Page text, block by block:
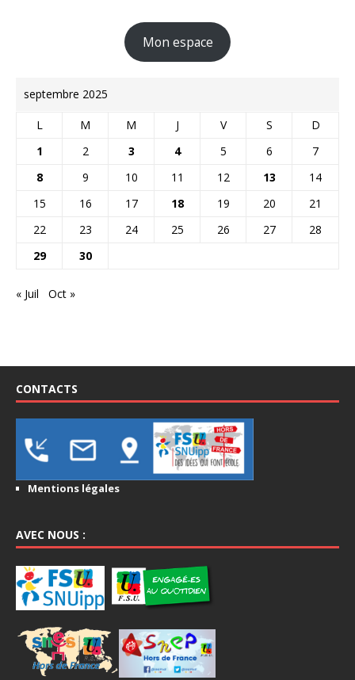
Mon espace
septembre 2025
L M M J V S
D
1
2 3 4 5 6
7
8
9 10 11 12 13
14
15
16 17 18 19 20
21
22
23 24 25 26 27
28
29
30
« Juil Oct »
CONTACTS
Mentions légales
AVEC NOUS :